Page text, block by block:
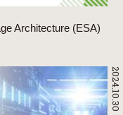
Architecture (ESA)
2024.10.30